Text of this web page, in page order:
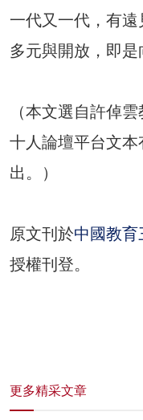
一代又一代，有遠
多元與開放，即是
（本文選自許倬
十人論壇平台文
出。）
原文刊於中國教育
授權刊登。
更多精采文章